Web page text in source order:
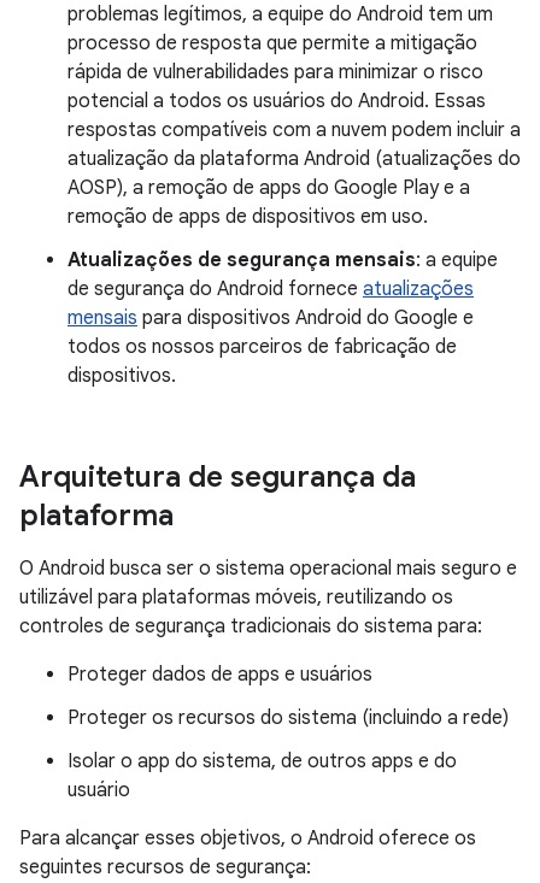
problemas legítimos, a equipe do Android tem um
processo de resposta que permite a mitigação
rápida de vulnerabilidades para minimizar o risco
potencial a todos os usuários do Android. Essas
respostas compatíveis com a nuvem podem incluir a
atualização da plataforma Android (atualizações do
AOSP), a remoção de apps do Google Play e a
remoção de apps de dispositivos em uso.
Atualizações de segurança mensais: a equipe
de segurança do Android fornece atualizações
mensais para dispositivos Android do Google e
todos os nossos parceiros de fabricação de
dispositivos.
Arquitetura de segurança da
plataforma
O Android busca ser o sistema operacional mais seguro e
utilizável para plataformas móveis, reutilizando os
controles de segurança tradicionais do sistema para:
Proteger dados de apps e usuários
Proteger os recursos do sistema (incluindo a rede)
Isolar o app do sistema, de outros apps e do
usuário
Para alcançar esses objetivos, o Android oferece os
seguintes recursos de segurança: